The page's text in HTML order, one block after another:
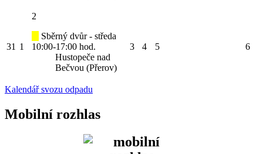
31 1
2
Sběrný dvůr - středa
10:00-17:00 hod.
Hustopeče nad
Bečvou (Přerov)
3 4 5 6
Kalendář svozu odpadu
Mobilní rozhlas